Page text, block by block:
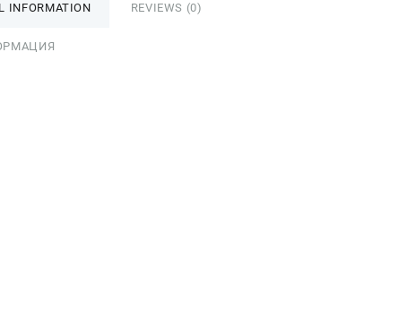
INFORMATION REVIEWS (0)